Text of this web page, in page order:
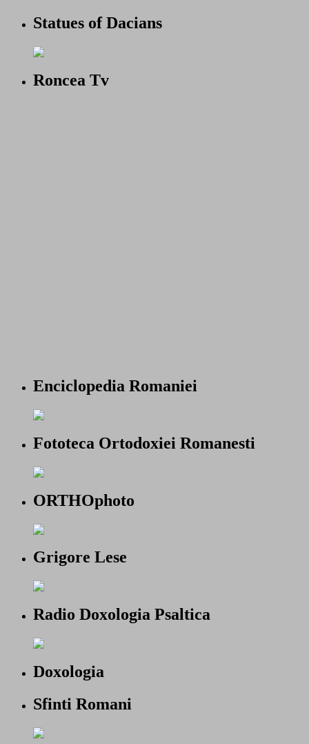
Statues of Dacians
Roncea Tv
Enciclopedia Romaniei
Fototeca Ortodoxiei Romanesti
ORTHOphoto
Grigore Lese
Radio Doxologia Psaltica
Doxologia
Sfinti Romani